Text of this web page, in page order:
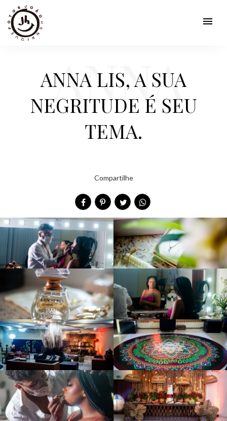
menu
ANNA LIS, A SUA
NEGRITUDE É SEU
TEMA.
ANNA
LIS, A
SUA
NEGRIT
UDE É
Compartilhe